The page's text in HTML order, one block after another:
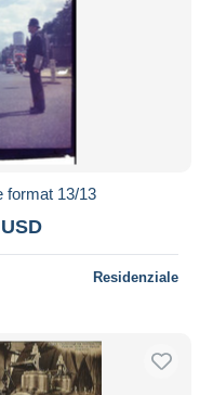
format 13/13
Residenziale